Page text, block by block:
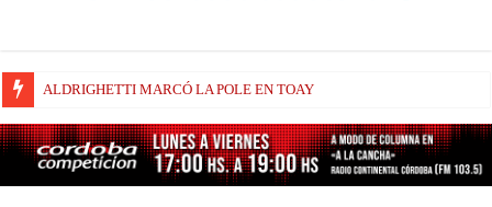
ALDRIGHETTI MARCÓ LA POLE EN TOAY
FENESTRAZ SUFRIÓ EN SUGO Y LARGARÁ DESDE EL 16° LUGAR